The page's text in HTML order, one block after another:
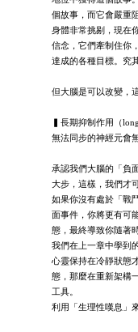
個故事，而它會嚴重
身體非常挑剔，現在
信念，它們牽制住你
達成的各種目標。究
但大腦是可以改變，
▍長期抑制作用（
無法同步的神經元會
承認我們大腦的「負
大步，這樣，我們才
如果你沒有處於「戰
面事件，你將更有可
態，最終導致你隨著
我們在上一章中學到
心靈保持在冷靜狀態
態，那麼在重新架構
工具。
利用「生理性嘆息」